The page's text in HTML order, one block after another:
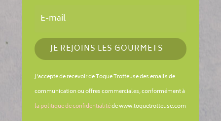
JE REJOINS LES GOURMETS
J'accepte de recevoir de Toque Trotteuse des emails de
communication ou offres commerciales, conformément à
la politique de confidentialitéde www.toquetrotteuse.com